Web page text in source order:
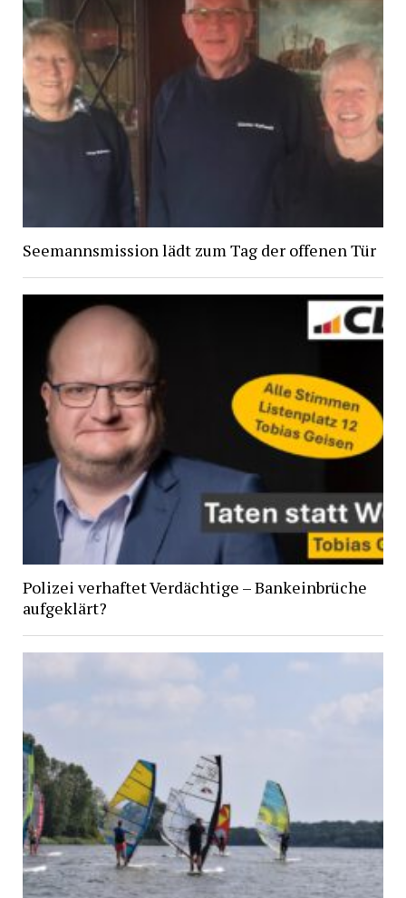
Seemannsmission lädt zum Tag der offenen Tür
Polizei verhaftet Verdächtige – Bankeinbrüche
aufgeklärt?